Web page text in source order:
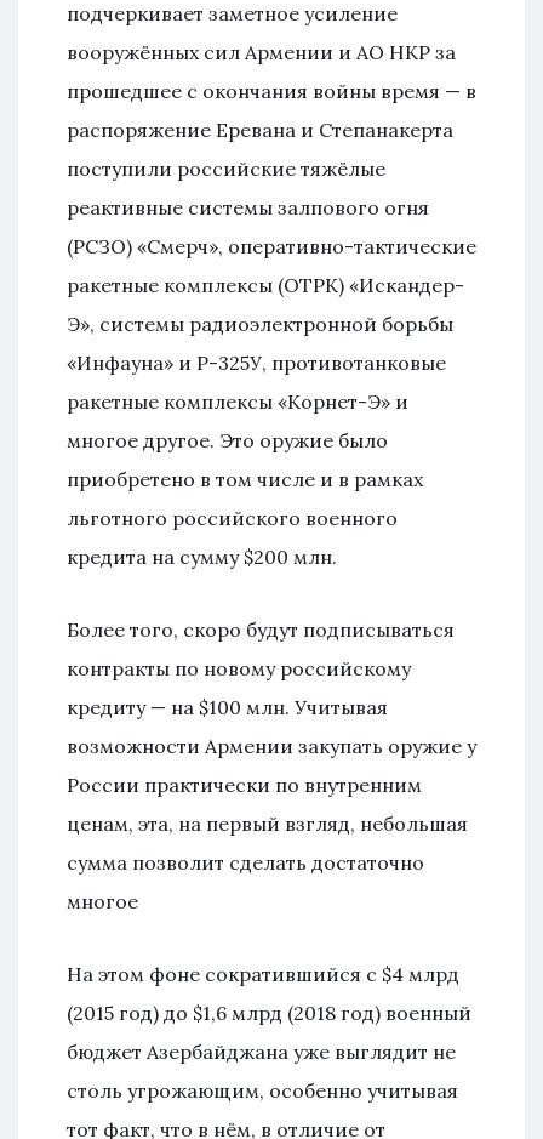
подчеркивает заметное усиление
вооружённых сил Армении и АО НКР за
прошедшее с окончания войны время — в
распоряжение Еревана и Степанакерта
поступили российские тяжёлые
реактивные системы залпового огня
(РСЗО) «Смерч», оперативно-тактические
ракетные комплексы (ОТРК) «Искандер-
Э», системы радиоэлектронной борьбы
«Инфауна» и Р-325У, противотанковые
ракетные комплексы «Корнет-Э» и
многое другое. Это оружие было
приобретено в том числе и в рамках
льготного российского военного
кредита на сумму $200 млн.
Более того, скоро будут подписываться
контракты по новому российскому
кредиту — на $100 млн. Учитывая
возможности Армении закупать оружие у
России практически по внутренним
ценам, эта, на первый взгляд, небольшая
сумма позволит сделать достаточно
многое
На этом фоне сократившийся с $4 млрд
(2015 год) до $1,6 млрд (2018 год) военный
бюджет Азербайджана уже выглядит не
столь угрожающим, особенно учитывая
тот факт, что в нём, в отличие от